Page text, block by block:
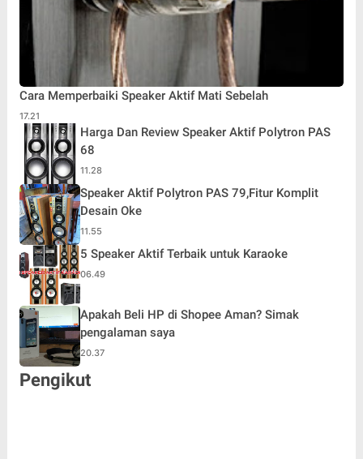
Cara Memperbaiki Speaker Aktif Mati Sebelah
17.21
Harga Dan Review Speaker Aktif Polytron PAS
68
11.28
Speaker Aktif Polytron PAS 79,Fitur Komplit
Desain Oke
11.55
5 Speaker Aktif Terbaik untuk Karaoke
06.49
Apakah Beli HP di Shopee Aman? Simak
pengalaman saya
20.37
Pengikut